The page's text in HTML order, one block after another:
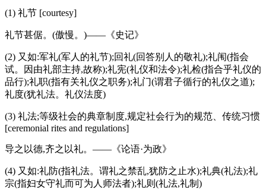
(1) 礼节 [courtesy]
礼节甚倨。(傲慢。)——《史记》
(2) 又如:军礼(军人的礼节);回礼(回答别人的敬礼);礼闱(指会
试。因由礼部主持,故称);礼宪(礼仪和法令);礼检(指合乎礼仪的
品行);礼职(指有关礼仪之职务);礼门(谓君子循行的礼仪之道);
礼度(犹礼法。礼仪法度)
(3) 礼法;等级社会的典章制度,规定社会行为的规范、传统习惯
[ceremonial rites and regulations]
导之以德,齐之以礼。——《论语·为政》
(4) 又如:礼防(指礼法。谓礼之禁乱,犹防之止水);礼典(礼法);礼
宗(指妇女守礼而可为人师法者);礼则(礼法,礼制)